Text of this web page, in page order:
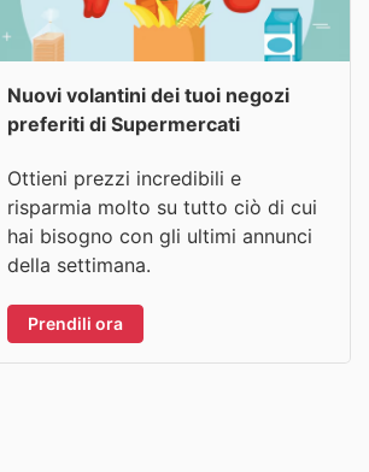
Nuovi volantini dei tuoi negozi
preferiti di Supermercati
Ottieni prezzi incredibili e
risparmia molto su tutto ciò di cui
hai bisogno con gli ultimi annunci
della settimana.
Prendili ora